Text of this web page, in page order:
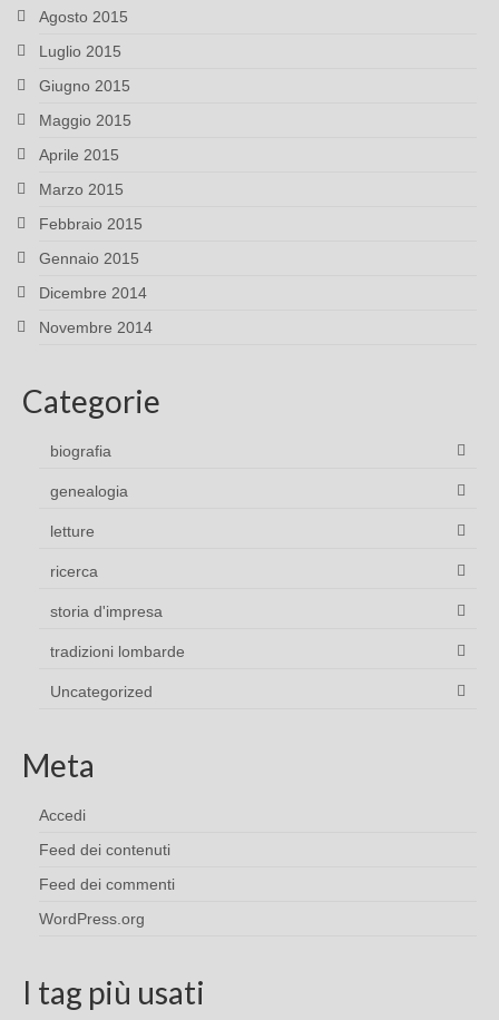
Agosto 2015
Luglio 2015
Giugno 2015
Maggio 2015
Aprile 2015
Marzo 2015
Febbraio 2015
Gennaio 2015
Dicembre 2014
Novembre 2014
Categorie
biografia
genealogia
letture
ricerca
storia d'impresa
tradizioni lombarde
Uncategorized
Meta
Accedi
Feed dei contenuti
Feed dei commenti
WordPress.org
I tag più usati